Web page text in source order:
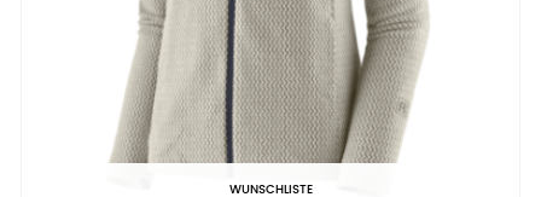
WUNSCHLISTE